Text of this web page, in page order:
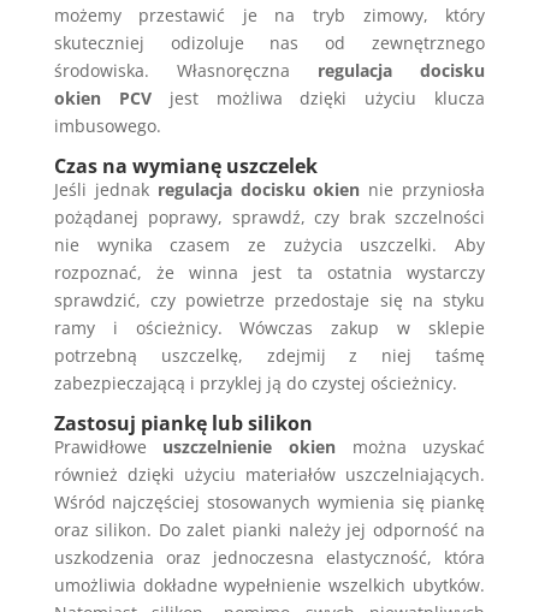
możemy przestawić je na tryb zimowy, który
skuteczniej odizoluje nas od zewnętrznego
środowiska. Własnoręczna
regulacja docisku
okien
PCV
jest możliwa dzięki użyciu klucza
imbusowego.
Czas na wymianę uszczelek
Jeśli jednak regulacja docisku okien nie przyniosła
pożądanej poprawy, sprawdź, czy brak szczelności
nie wynika czasem ze zużycia uszczelki. Aby
rozpoznać, że winna jest ta ostatnia wystarczy
sprawdzić, czy powietrze przedostaje się na styku
ramy i ościeżnicy. Wówczas zakup w sklepie
potrzebną uszczelkę, zdejmij z niej taśmę
zabezpieczającą i przyklej ją do czystej ościeżnicy.
Zastosuj piankę lub silikon
Prawidłowe uszczelnienie okien
można uzyskać
również dzięki użyciu materiałów uszczelniających.
Wśród najczęściej stosowanych wymienia się piankę
oraz silikon. Do zalet pianki należy jej odporność na
uszkodzenia oraz jednoczesna elastyczność, która
umożliwia dokładne wypełnienie wszelkich ubytków.